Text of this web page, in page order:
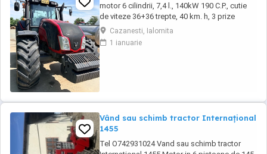
motor 6 cilindrii, 7,4 l., 140kW 190 C.P., cutie
de viteze 36+36 trepte, 40 km. h, 3 prize
hidraulice, 650 65 r 42 spate, 540 65 r 30,
6.240 ore, an 2013, TVA inclus în preț.
Cazanesti, Ialomita
1 ianuarie
Vând sau schimb tractor Internațional
1455
Tel O742931024 Vand sau schimb tractor